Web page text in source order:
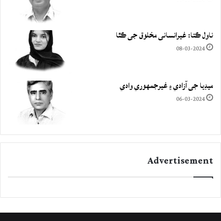
ناول ڪتا: غيرانساني مخلوق جي ڪٿا
08-03-2024
ميڊيا جي آزادي ۽ غيرجمھوري وادي
06-03-2024
Advertisement